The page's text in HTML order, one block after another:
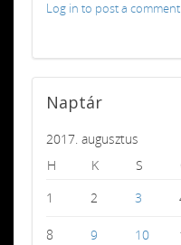
Log in to post a comment.
Naptár
2017. augusztus
H
K S
1
2 3
8 9 10